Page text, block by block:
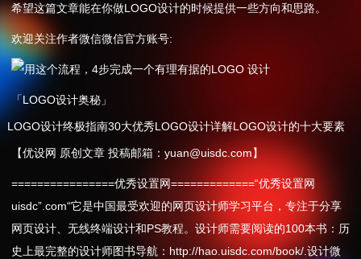
希望这篇文章能在你做LOGO设计的时候提供一些方向和思路。
欢迎关注作者微信微信官方账号:
「LOGO设计奥秘」
LOGO设计终极指南30大优秀LOGO设计详解LOGO设计的十大要素
【优设网 原创文章 投稿邮箱：yuan@uisdc.com】
================优秀设置网=============“优秀设置网
uisdc”.com“它是中国最受欢迎的网页设计师学习平台，专注于分享
网页设计、无线终端设计和PS教程。设计师需要阅读的100本书：历
史上最完整的设计师图书导航：http://hao.uisdc.com/book/.设计微